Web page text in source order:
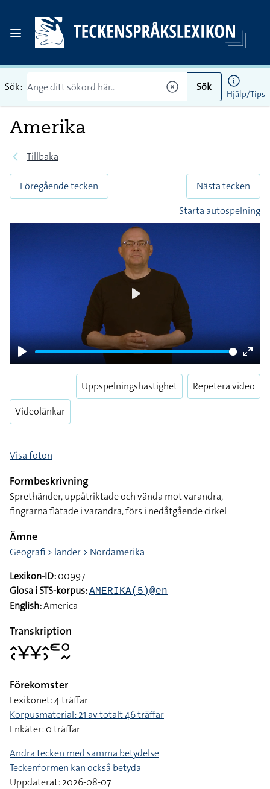
Sök: Sök
Hjälp/Tips
Amerika
Tillbaka
Föregående tecken
Nästa tecken
Starta autospelning
Play
Enter
Videolänkar
Uppspelningshastighet Repetera video
Visa foton
Formbeskrivning
Sprethänder, uppåtriktade och vända mot varandra,
fingrarna flätade i varandra, förs i nedåtgående cirkel
Ämne
Geografi > länder > Nordamerika
Lexikon-ID:00997
Glosa i STS-korpus:AMERIKA(5)@en
English:America
Transkription
􌤵􌥗􌥃􌥃􌤵􌤶􌥭􌥰􌦌
Förekomster
Lexikonet: 4 träffar
Korpusmaterial: 21 av totalt 46 träffar
Enkäter: 0 träffar
Andra tecken med samma betydelse
Teckenformen kan också betyda
Uppdaterat: 2026-08-07